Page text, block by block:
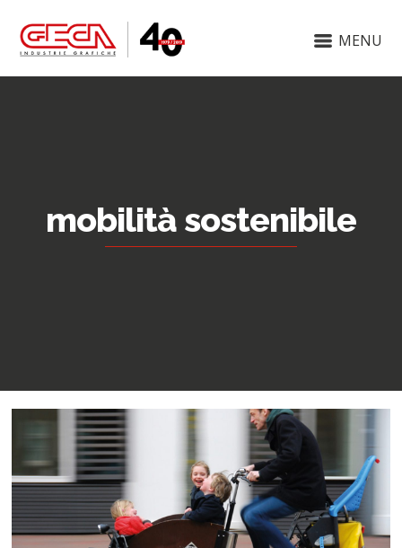
MENU
mobilità sostenibile